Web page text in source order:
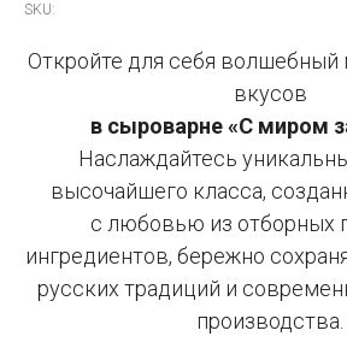
SKU:
Откройте для себя
вкусов
в сыроварне «С миром
Наслаждайтесь
высочайшего класса,
с любовью из отборных
ингредиентов, бережно
русских традиций и
производства.